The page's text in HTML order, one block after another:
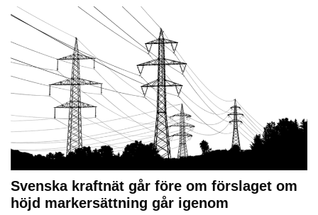
Svenska kraftnät går före om förslaget om
höjd markersättning går igenom